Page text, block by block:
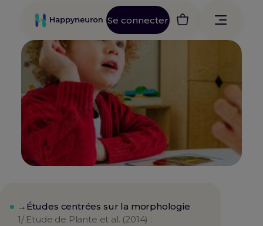
Se connecter
→Études centrées sur la morphologie
1/ Etude de Plante et al. (2014) :